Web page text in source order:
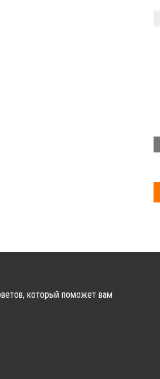
который поможет вам